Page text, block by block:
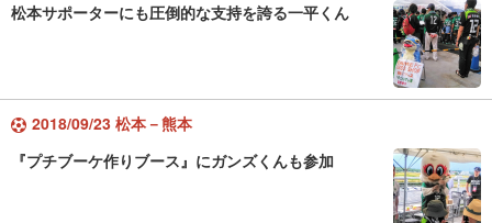
松本サポーターにも圧倒的な支持を誇る一平くん
2018/09/23 松本－熊本
『プチブーケ作りブース』にガンズくんも参加